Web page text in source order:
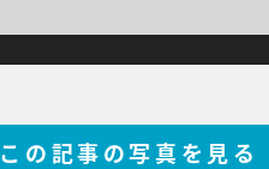
この記事の写真を見る